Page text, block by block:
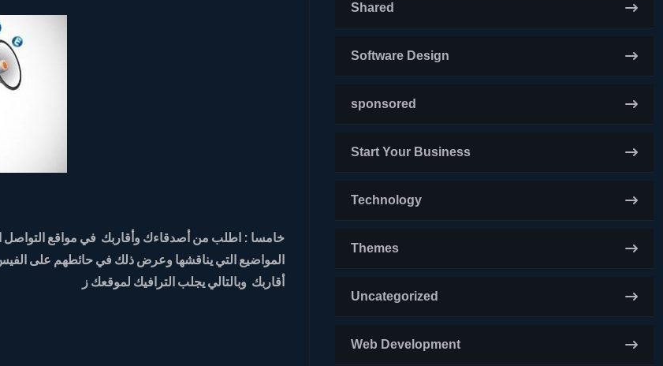
خامسا : اطلب من أصدقاءك وأقاربك في مواقع
المواضيع التي يناقشها وعرض ذلك في حائطهم على
أقاربك وبالتالي يجلب الترافيك لموقعك ز
Shared
Software Design
sponsored
Start Your Business
Technology
Themes
Uncategorized
Web Development